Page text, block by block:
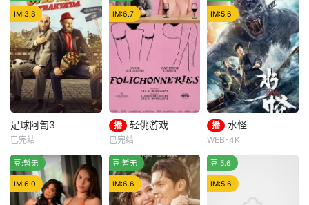
IM:3.8
足球阿訇3
Gokhan Yikilkan
居尔汉·特金
足球阿訇3
足球阿訇3
已完结
IM:6.7
轻佻游戏
凯瑟琳·沙博
Erin Carter
相伴十六载、
播 轻佻游戏
已完结
IM:5.6
水怪
王洪千
男主水生胆小
播 水怪
WEB-4K
冷门
豆:暂无
IM:6.0
豆:暂无
IM:6.6
豆:5.6
IM:5.6